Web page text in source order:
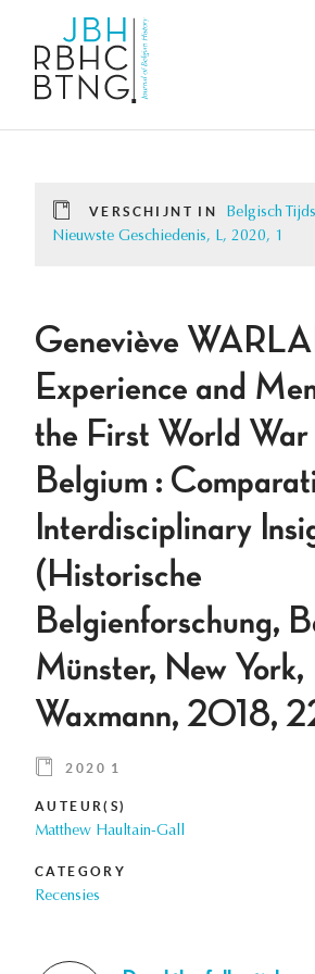
VERSCHIJNT IN
Belgisch
Nieuwste Geschiedenis, L, 2020, 1
Geneviève
Experience and
the First World War
Belgium :
Interdisciplinary
(Historische
Belgienforschung,
Münster, New York,
Waxmann, 2018,
2020 1
AUTEUR(S)
Matthew Haultain-Gall
CATEGORY
Recensies